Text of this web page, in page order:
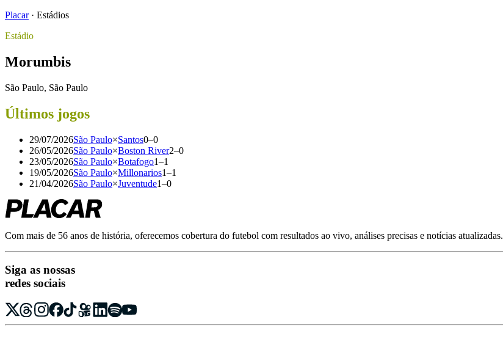
Placar · Estádios
Estádio
Morumbis
São Paulo, São Paulo
Últimos jogos
29/07/2026São Paulo×Santos0–0
26/05/2026São Paulo×Boston River2–0
23/05/2026São Paulo×Botafogo1–1
19/05/2026São Paulo×Millonarios1–1
21/04/2026São Paulo×Juventude1–0
Com mais de 56 anos de história, oferecemos cobertura do futebol com resultados ao vivo, análises precisas e notícias atualizadas.
Siga as nossas
redes sociais